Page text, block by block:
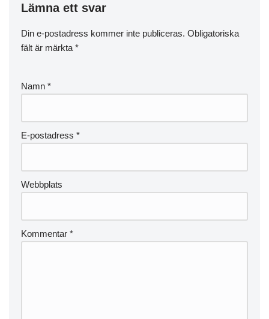
Lämna ett svar
Din e-postadress kommer inte publiceras. Obligatoriska
fält är märkta *
Namn *
E-postadress *
Webbplats
Kommentar *